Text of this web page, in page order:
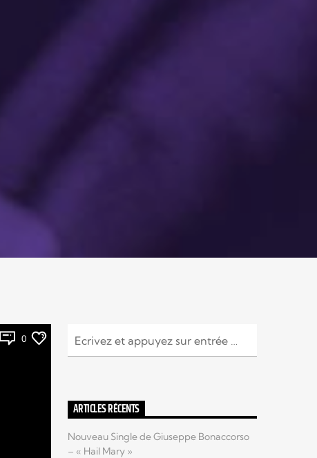
0
ARTICLES RÉCENTS
Nouveau Single de Giuseppe Bonaccorso
– « Hail Mary »